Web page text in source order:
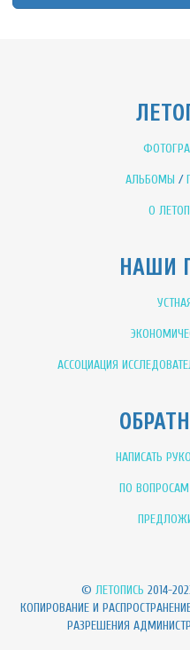
АЛЬБОМЫ /
О
НАШИ
АССОЦИАЦИЯ
НАПИСАТЬ
ПО ВОПРОСАМ
© ЛЕТОПИСЬ 2014-
КОПИРОВАНИЕ И
РАЗРЕШЕНИЯ